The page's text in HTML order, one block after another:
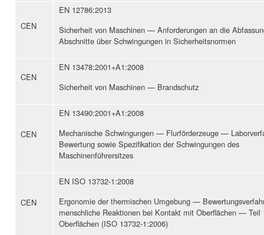
CEN
EN 12786:2013
Sicherheit von Maschinen — Anforderungen an die
Abschnitte über Schwingungen in Sicherheitsnormen
CEN
EN 13478:2001+A1:2008
Sicherheit von Maschinen — Brandschutz
CEN
EN 13490:2001+A1:2008
Mechanische Schwingungen — Flurförderzeuge —
Bewertung sowie Spezifikation der Schwingungen des
Maschinenführersitzes
CEN
EN ISO 13732-1:2008
Ergonomie der thermischen Umgebung —
menschliche Reaktionen bei Kontakt mit Oberflächen — Teil
Oberflächen (ISO 13732-1:2006)